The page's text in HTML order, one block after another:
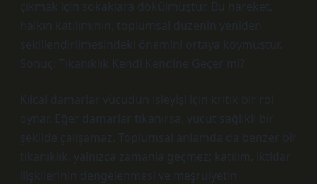
çıkmak için sokaklara dökülmüştür. Bu hareket,
halkın katılımının, toplumsal düzenin yeniden
şekillendirilmesindeki önemini ortaya koymuştur.
Sonuç: Tıkanıklık Kendi Kendine Geçer mi?
Kılcal damarlar vücudun işleyişi için kritik bir rol
oynar. Eğer damarlar tıkanırsa, vücut sağlıklı bir
şekilde çalışamaz. Toplumsal anlamda da benzer bir
tıkanıklık, yalnızca zamanla geçmez; katılım, iktidar
ilişkilerinin dengelenmesi ve meşruiyetin